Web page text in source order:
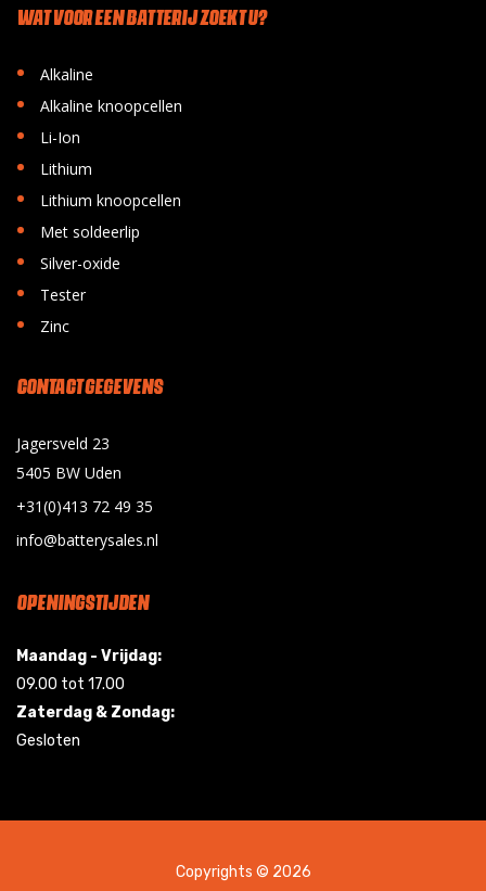
WAT VOOR EEN BATTERIJ ZOEKT U?
• Alkaline
• Alkaline knoopcellen
• Li-Ion
• Lithium
• Lithium knoopcellen
• Met soldeerlip
• Silver-oxide
• Tester
• Zinc
CONTACT GEGEVENS
Jagersveld 23
5405 BW Uden
+31(0)413 72 49 35
info@batterysales.nl
OPENINGSTIJDEN
Maandag - Vrijdag:
09.00 tot 17.00
Zaterdag & Zondag:
Gesloten
Copyrights © 2026